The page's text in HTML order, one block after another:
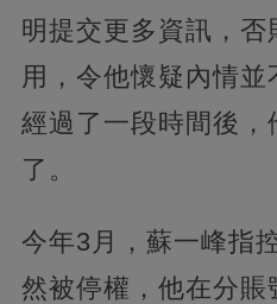
明提交更多資訊，否
用，令他懷疑內情
經過了一段時間後，
了。
今年3月，蘇一峰指
然被停權，他在分賬